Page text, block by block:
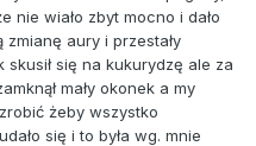
nie wiało zbyt mocno i dało
zmianę aury i przestały
się na kukurydzę ale za
mały okonek a my
żeby wszystko
się i to była wg. mnie